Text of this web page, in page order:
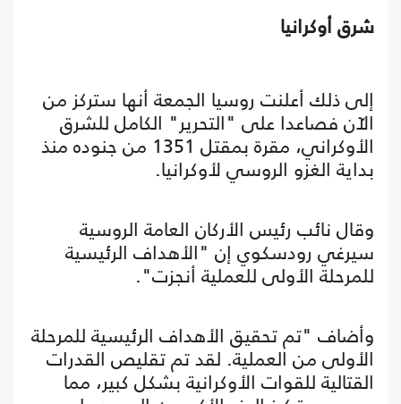
شرق أوكرانيا
إلى ذلك أعلنت روسيا الجمعة أنها ستركز من
الآن فصاعدا على "التحرير" الكامل للشرق
الأوكراني، مقرة بمقتل 1351 من جنوده منذ
بداية الغزو الروسي لأوكرانيا.
وقال نائب رئيس الأركان العامة الروسية
سيرغي رودسكوي إن "الأهداف الرئيسية
للمرحلة الأولى للعملية أنجزت".
وأضاف "تم تحقيق الأهداف الرئيسية للمرحلة
الأولى من العملية. لقد تم تقليص القدرات
القتالية للقوات الأوكرانية بشكل كبير، مما